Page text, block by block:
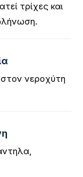
τρίχες και
νεροχύτη